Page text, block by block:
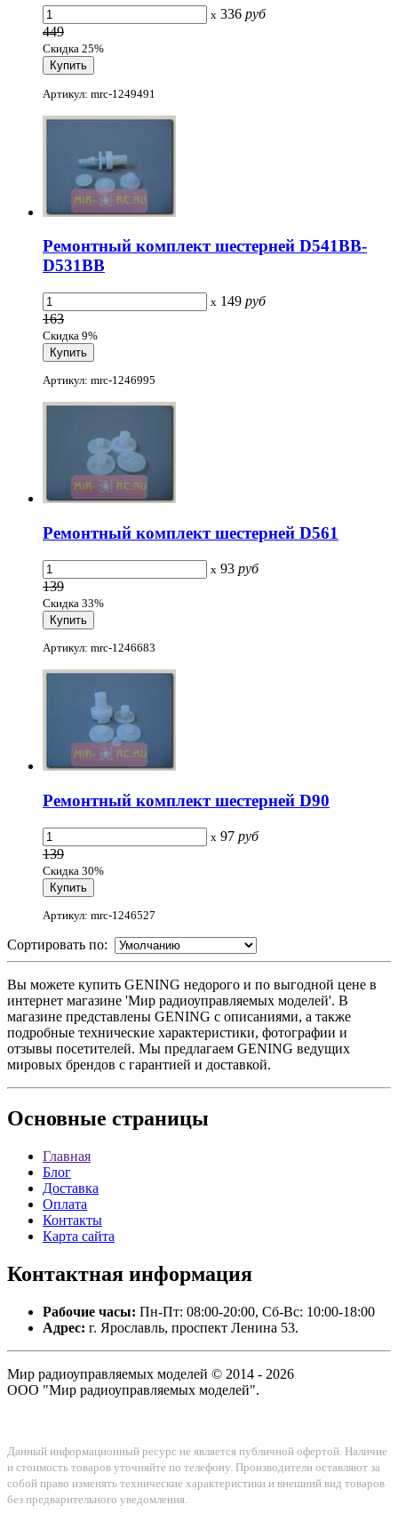
x 336 руб
449
Скидка 25%
Артикул: mrc-1249491
Ремонтный комплект шестерней D541BB-
D531BB
x 149 руб
163
Скидка 9%
Артикул: mrc-1246995
Ремонтный комплект шестерней D561
x 93 руб
139
Скидка 33%
Артикул: mrc-1246683
Ремонтный комплект шестерней D90
x 97 руб
139
Скидка 30%
Артикул: mrc-1246527
Сортировать по:
Вы можете купить GENING недорого и по выгодной цене в
интернет магазине 'Мир радиоуправляемых моделей'. В
магазине представлены GENING с описаниями, а также
подробные технические характеристики, фотографии и
отзывы посетителей. Мы предлагаем GENING ведущих
мировых брендов с гарантией и доставкой.
Основные страницы
Главная
Блог
Доставка
Оплата
Контакты
Карта сайта
Контактная информация
Рабочие часы: Пн-Пт: 08:00-20:00, Сб-Вс: 10:00-18:00
Адрес: г. Ярославль, проспект Ленина 53.
Мир радиоуправляемых моделей © 2014 - 2026
ООО "Мир радиоуправляемых моделей".
Данный информационный ресурс не является публичной офертой. Наличие
и стоимость товаров уточняйте по телефону. Производители оставляют за
собой право изменять технические характеристики и внешний вид товаров
без предварительного уведомления.